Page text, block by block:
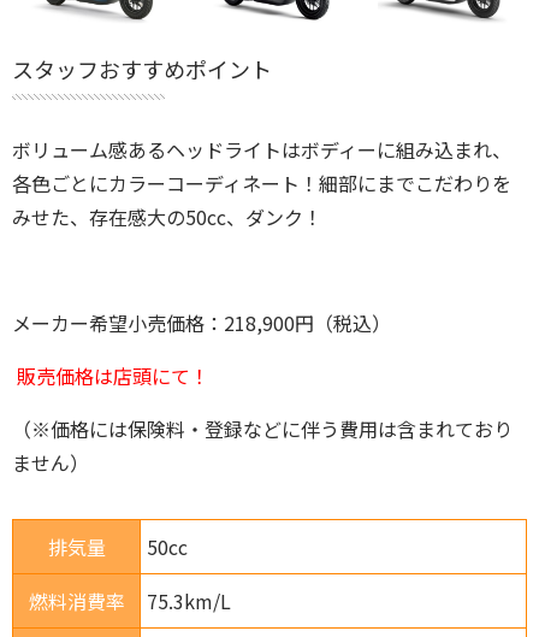
スタッフおすすめポイント
ボリューム感あるヘッドライトはボディーに組み込まれ、
各色ごとにカラーコーディネート！細部にまでこだわりを
みせた、存在感大の50cc、ダンク！
メーカー希望小売価格：218,900円（税込）
販売価格は店頭にて！
（※価格には保険料・登録などに伴う費用は含まれており
ません）
排気量
50cc
燃料消費率
75.3km/L